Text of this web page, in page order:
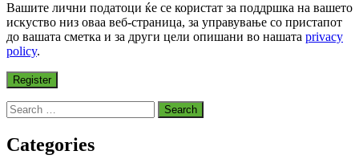
Вашите лични податоци ќе се користат за поддршка на вашето
искуство низ оваа веб-страница, за управување со пристапот
до вашата сметка и за други цели опишани во нашата privacy
policy.
Register
Search
for:
Categories